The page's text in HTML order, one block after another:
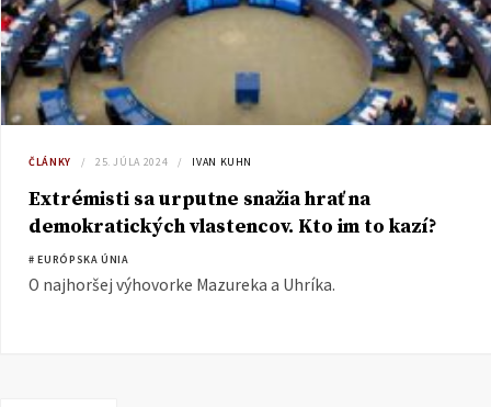
ČLÁNKY 25. JÚLA 2024 IVAN KUHN
Extrémisti sa urputne snažia hrať na
demokratických vlastencov. Kto im to kazí?
# EURÓPSKA ÚNIA
O najhoršej výhovorke Mazureka a Uhríka.